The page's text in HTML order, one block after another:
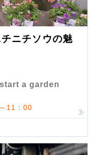
ニチソウの魅
a garden
11：00